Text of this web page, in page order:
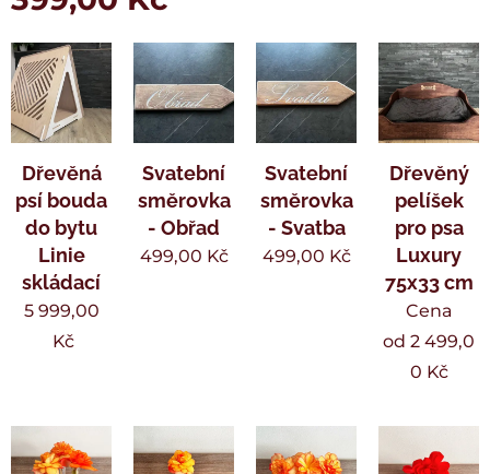
Dřevěná
psí bouda
do bytu
Linie
skládací
5 999,00
Kč
Svatební
směrovka
- Obřad
499,00 Kč
Svatební
směrovka
- Svatba
499,00 Kč
Dřevěný
pelíšek
pro psa
Luxury
75x33 cm
Cena
od 2 499,0
0 Kč